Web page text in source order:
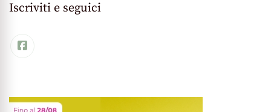
Iscriviti e seguici